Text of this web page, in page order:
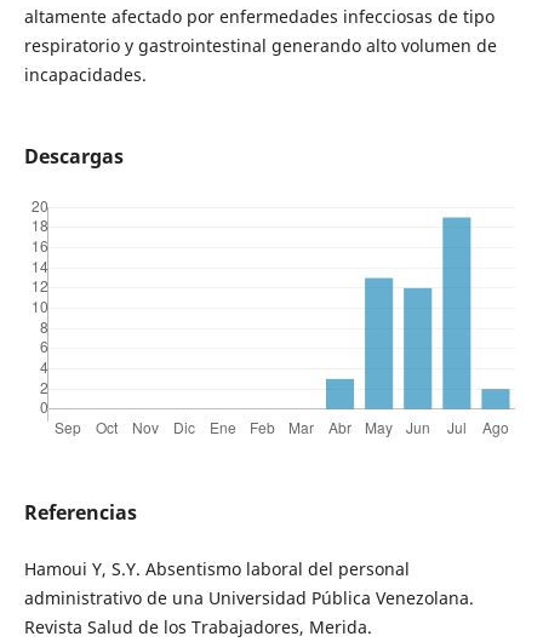
altamente afectado por enfermedades infecciosas de tipo
respiratorio y gastrointestinal generando alto volumen de
incapacidades.
Descargas
Referencias
Hamoui Y, S.Y. Absentismo laboral del personal
administrativo de una Universidad Pública Venezolana.
Revista Salud de los Trabajadores, Merida.